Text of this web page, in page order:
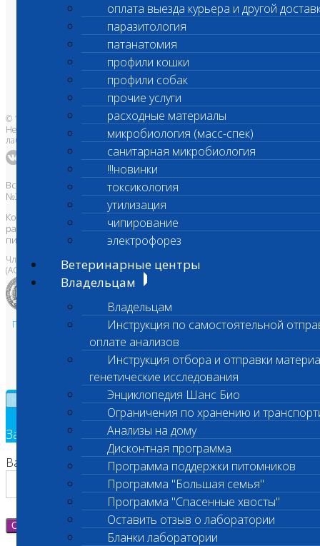
оплата выезда курьера и другой
паразитология
патанатомия
профили кошки
профили собак
прочие услуги
расходные материалы
микробиология (масс-спек)
санитарная микробиология
!!!новинки
токсикология
утилизация
чипирование
электрофорез
Ветеринарные центры
Владельцам
Владельцам
Инструкция по самостоятельной
оплате анализов
Инструкция отбора и отправки
генетические исследования
Энциклопедия Шанс Био
Ограничения по хранению и
Анализы на дому
Дисконтная программа
Программа поддержки питомников
Программа "Большая семья"
Программа "Спасенные хвосты"
Оставить отзыв о лаборатории
Бланки лаборатории
О лаборатории
Анализы и цены
Ветеринарные центры
Владельцам
Врачам и клиникам
Бланки лаборатории
Банк донорской крови
Адреса лабораторий
© 1996-2026
Независимая ветеринарная
лаборатория Шанс Био
Все права защищены и охраняются законом. Товарный знак
№395740 от 2008 г. ООО "ШАНС БИО"
Копирование, тиражирование, а также использование материалов,
размещенных на сайтеwww.vetlab.ruвозможно только с
письменного разрешения Правообладателя
Член Национальной ветеринарной палаты
(АСРО НВП)
Политика в области персональных данных и конфиденциальности
Пользовательское соглашение
Техническая поддержка
Заявка на обратный звонок
Ваш номер телефона
Отправить